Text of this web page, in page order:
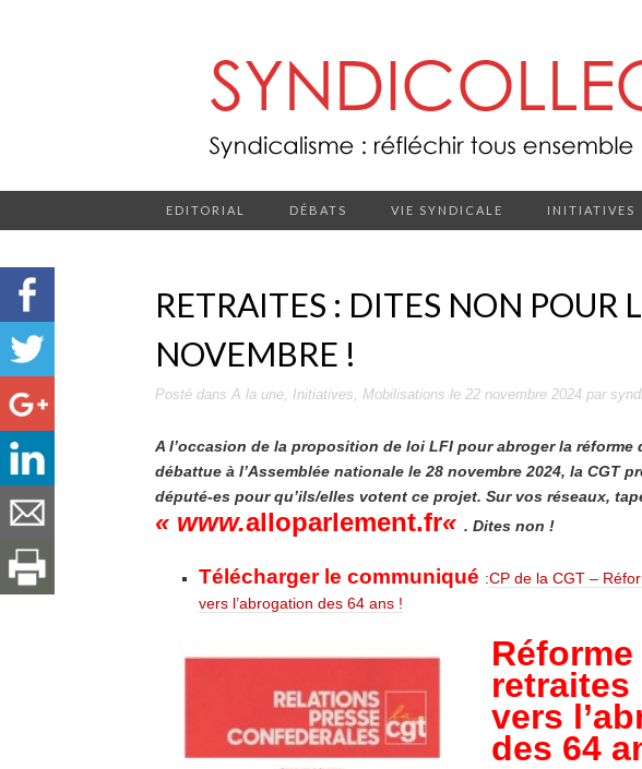
EDITORIAL DÉBATS VIE SYNDICALE INITIATIVES
RETRAITES : DITES NON POUR
NOVEMBRE !
Posté dans A la une, Initiatives, Mobilisations le 22 novembre 2024 par
A l’occasion de la proposition de loi LFI pour abroger la réforme
débattue à l’Assemblée nationale le 28 novembre 2024, la CGT
député-es pour qu’ils/elles votent ce projet. Sur vos réseaux,
« www.alloparlement.fr« . Dites non !
Télécharger le communiqué :CP de la CGT –
vers l’abrogation des 64 ans !
retraites
vers
des 64